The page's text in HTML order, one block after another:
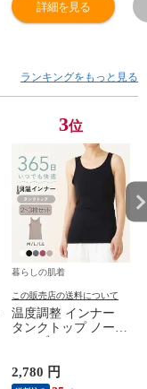
ル セットでお
得!! 脇汗 汗取り
対策 綿 肌に優し
い 汗とり パット
24SS M/L/LL
L6410P-E 涼しい
肌着
詳細を見る
ランキングをもっと見る
3位
暮らしの肌着
この販売店の送料について
温度調整 インナー
タンクトップ ノース
オフホワイト/ブラウ
ン/ブラック/チャコ
2,780 円